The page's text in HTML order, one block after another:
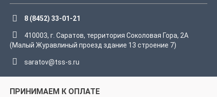
8 (8452) 33-01-21
410003, г. Саратов, территория Соколовая Гора, 2А
(Малый Журавлиный проезд здание 13 строение 7)
saratov@tss-s.ru
ПРИНИМАЕМ К ОПЛАТЕ